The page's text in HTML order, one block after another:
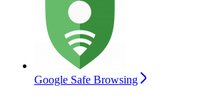
Google Safe Browsing